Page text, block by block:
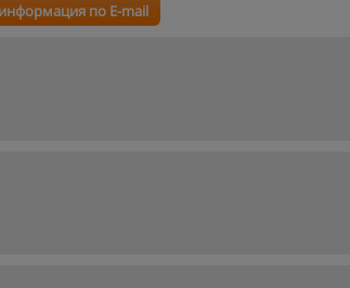
по E-mail